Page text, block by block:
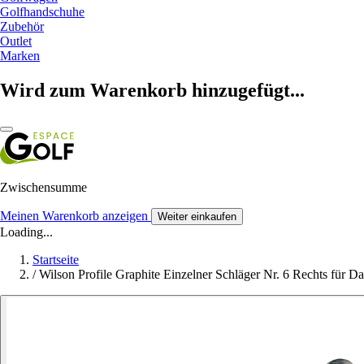
Golfhandschuhe
Zubehör
Outlet
Marken
Wird zum Warenkorb hinzugefügt...
Zwischensumme
Meinen Warenkorb anzeigen Weiter einkaufen
Loading...
Startseite
/ Wilson Profile Graphite Einzelner Schläger Nr. 6 Rechts für